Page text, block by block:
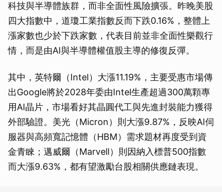
科技與半導體族群，而非全面性風險擴張。昨晚美股
四大指數中，道瓊工業指數反而下跌0.16%，整體上
漲家數也少於下跌家數，代表目前並非全面性樂觀行
情，而是由AI與半導體權值股主導的修復反彈。
其中，英特爾（Intel）大漲11.19%，主要受惠市場傳
出Google將於2028年委由Intel生產超過300萬顆專
用AI晶片，市場看好其晶圓代工與先進封裝能力獲得
外部驗證。美光（Micron）則大漲9.87%，反映AI伺
服器與高頻寬記憶體（HBM）需求題材再度受到資
金青睞；邁威爾（Marvell）則因納入標普500指數
而大漲9.63%，都有望激勵台股相關供應鏈表現。